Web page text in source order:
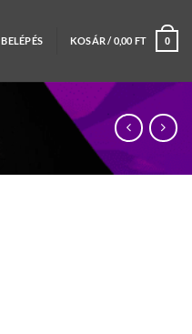
BELÉPÉS KOSÁR /0,00 FT 0